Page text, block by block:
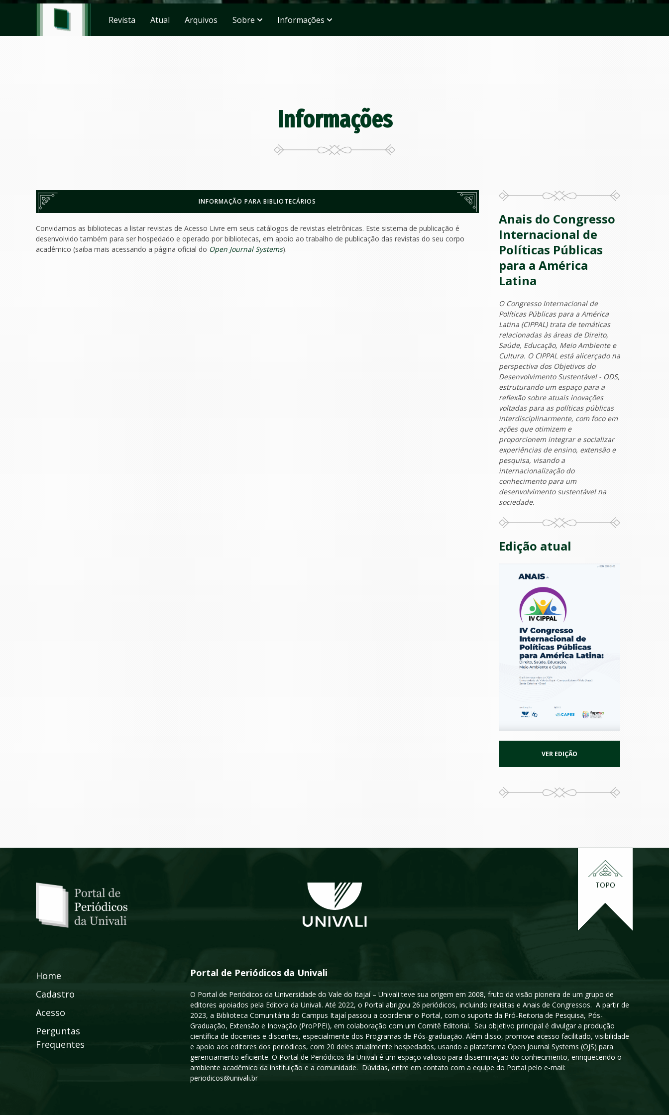
Revista Atual Arquivos Sobre Informações
Informações
INFORMAÇÃO PARA BIBLIOTECÁRIOS
Convidamos as bibliotecas a listar revistas de Acesso Livre em seus catálogos de revistas eletrônicas. Este sistema de publicação é
desenvolvido também para ser hospedado e operado por bibliotecas, em apoio ao trabalho de publicação das revistas do seu corpo
acadêmico (saiba mais acessando a página oficial do Open Journal Systems).
Anais do Congresso
Internacional de
Políticas Públicas
para a América
Latina
O Congresso Internacional de
Políticas Públicas para a América
Latina (CIPPAL) trata de temáticas
relacionadas às áreas de Direito,
Saúde, Educação, Meio Ambiente e
Cultura. O CIPPAL está alicerçado na
perspectiva dos Objetivos do
Desenvolvimento Sustentável - ODS,
estruturando um espaço para a
reflexão sobre atuais inovações
voltadas para as políticas públicas
interdisciplinarmente, com foco em
ações que otimizem e
proporcionem integrar e socializar
experiências de ensino, extensão e
pesquisa, visando a
internacionalização do
conhecimento para um
desenvolvimento sustentável na
sociedade.
Edição atual
VER EDIÇÃO
TOPO
Home
Cadastro
Acesso
Perguntas
Frequentes
Portal de Periódicos da Univali
O Portal de Periódicos da Universidade do Vale do Itajaí – Univali teve sua origem em 2008, fruto da visão pioneira de um grupo de
editores apoiados pela Editora da Univali. Até 2022, o Portal abrigou 26 periódicos, incluindo revistas e Anais de Congressos. A partir de
2023, a Biblioteca Comunitária do Campus Itajaí passou a coordenar o Portal, com o suporte da Pró-Reitoria de Pesquisa, Pós-
Graduação, Extensão e Inovação (ProPPEI), em colaboração com um Comitê Editorial. Seu objetivo principal é divulgar a produção
científica de docentes e discentes, especialmente dos Programas de Pós-graduação. Além disso, promove acesso facilitado, visibilidade
e apoio aos editores dos periódicos, com 20 deles atualmente hospedados, usando a plataforma Open Journal Systems (OJS) para
gerenciamento eficiente. O Portal de Periódicos da Univali é um espaço valioso para disseminação do conhecimento, enriquecendo o
ambiente acadêmico da instituição e a comunidade. Dúvidas, entre em contato com a equipe do Portal pelo e-mail:
periodicos@univali.br